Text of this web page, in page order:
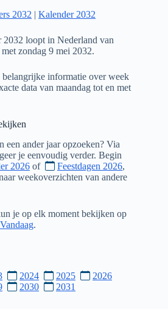
2032 |Kalender 2032
2032 loopt in Nederland van
zondag 9 mei 2032.
informatie over week
data van maandag tot en met
een ander jaar opzoeken? Via
je eenvoudig verder. Begin
2026 of Feestdagen 2026,
weekoverzichten van andere
je op elk moment bekijken op
.
2024 2025
2026
2030 2031